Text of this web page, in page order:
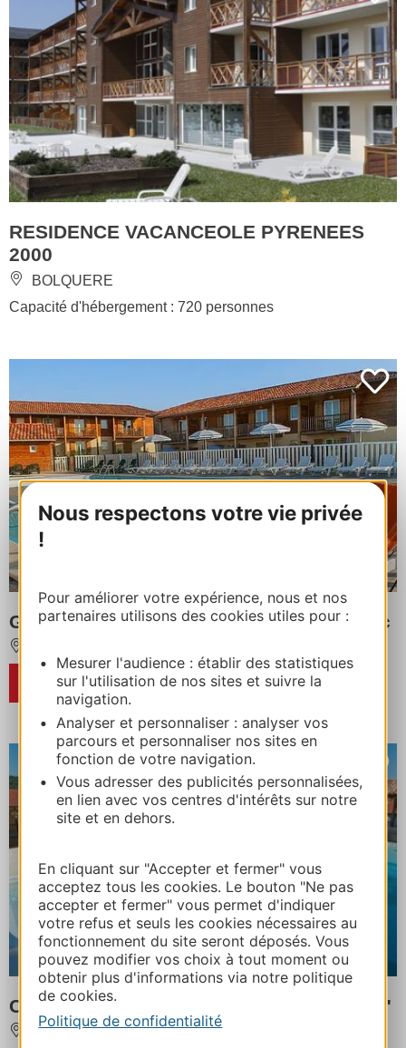
Nous respectons votre vie privée
!
Pour améliorer votre expérience, nous et nos
partenaires utilisons des cookies utiles pour :
Mesurer l'audience : établir des statistiques
sur l'utilisation de nos sites et suivre la
navigation.
Analyser et personnaliser : analyser vos
parcours et personnaliser nos sites en
fonction de votre navigation.
Vous adresser des publicités personnalisées,
en lien avec vos centres d'intérêts sur notre
site et en dehors.
En cliquant sur "Accepter et fermer" vous
acceptez tous les cookies. Le bouton "Ne pas
accepter et fermer" vous permet d'indiquer
votre refus et seuls les cookies nécessaires au
fonctionnement du site seront déposés. Vous
pouvez modifier vos choix à tout moment ou
obtenir plus d'informations via notre politique
de cookies.
Politique de confidentialité
RESIDENCE VACANCEOLE PYRENEES
2000
BOLQUERE
Capacité d'hébergement : 720 personnes
Goélia - Les Maisons du Golf d'Armagnac
RÉSERVER
Club Belambra "Les Portes de Dordogne"
ALVIGNAC